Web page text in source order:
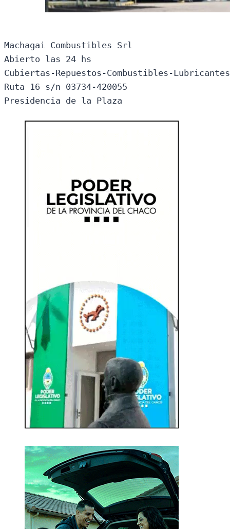
Machagai Combustibles Srl
Abierto las 24 hs
Cubiertas-Repuestos-Combustibles-
Ruta 16 s/n 03734-420055
Presidencia de la Plaza